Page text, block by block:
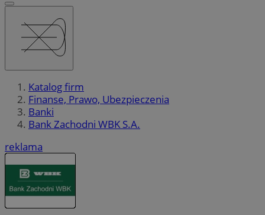
Katalog firm
Finanse, Prawo, Ubezpieczenia
Banki
Bank Zachodni WBK S.A.
reklama